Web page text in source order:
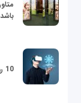
10 روند برتر تجارت و فناوری در سال 2022